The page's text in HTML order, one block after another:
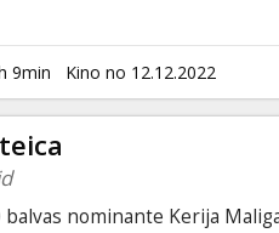
žurnāliste un #EsArī stāsta
kritiķe Rasa Jansone,
platformas “Lietisko
9min Kino no 12.12.2022
nominante Kerija